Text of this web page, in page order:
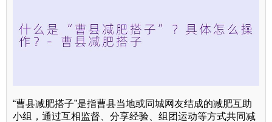
“曹县减肥搭子”是指曹县当地或同城网友结成的减肥互助
小组，通过互相监督、分享经验、组团运动等方式共同减